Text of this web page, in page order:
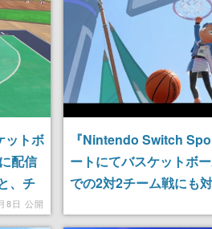
ットボ
配信
、チ
2on2
8日 公開
『Nintendo Switch
ートにてバスケットボ
での2対2チーム戦にも